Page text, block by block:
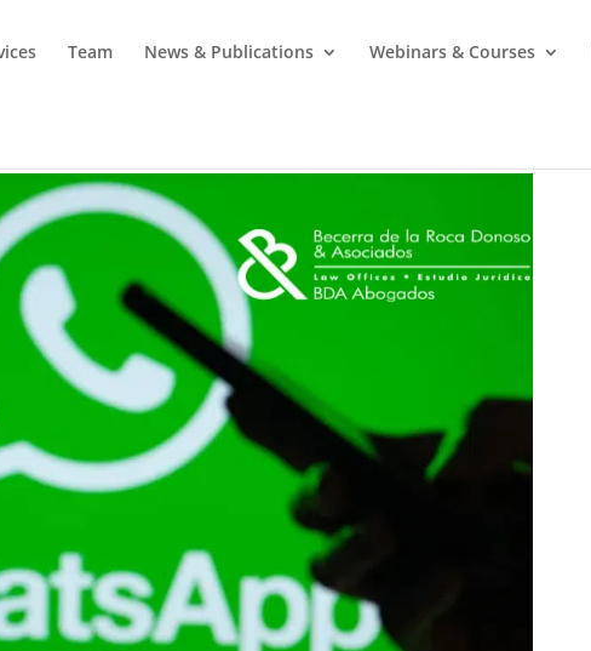
Team News & Publications Webinars & Courses